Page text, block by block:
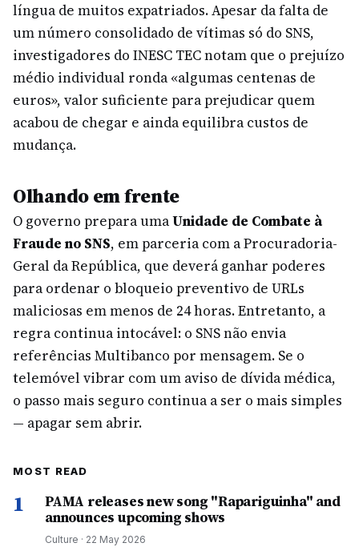
língua de muitos expatriados. Apesar da falta de
um número consolidado de vítimas só do SNS,
investigadores do INESC TEC notam que o prejuízo
médio individual ronda «algumas centenas de
euros», valor suficiente para prejudicar quem
acabou de chegar e ainda equilibra custos de
mudança.
Olhando em frente
O governo prepara umaUnidade de Combate à
Fraude no SNS, em parceria com a Procuradoria-
Geral da República, que deverá ganhar poderes
para ordenar o bloqueio preventivo de URLs
maliciosas em menos de 24 horas. Entretanto, a
regra continua intocável: o SNS não envia
referências Multibanco por mensagem. Se o
telemóvel vibrar com um aviso de dívida médica,
o passo mais seguro continua a ser o mais simples
— apagar sem abrir.
MOST READ
1
PAMA releases new song "Rapariguinha" and
announces upcoming shows
Culture · 22 May 2026